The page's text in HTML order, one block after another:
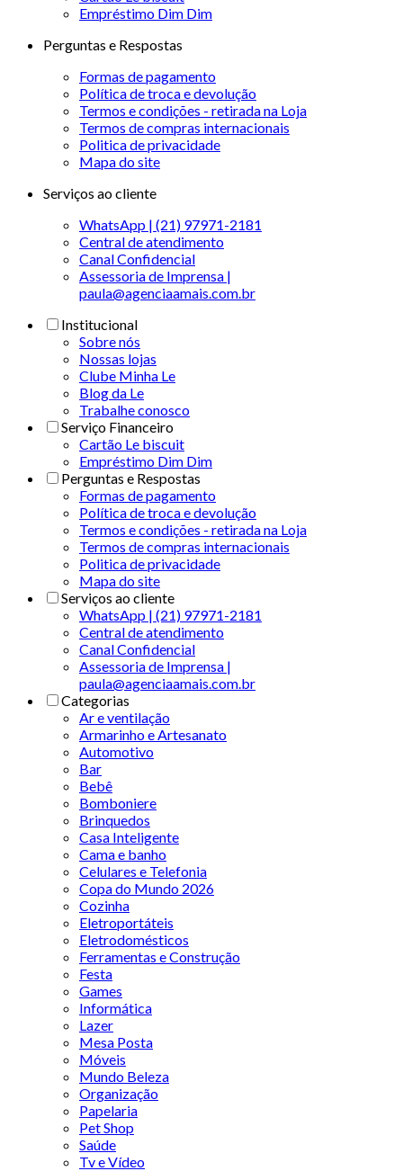
Empréstimo Dim Dim
Perguntas e Respostas
Formas de pagamento
Política de troca e devolução
Termos e condições - retirada na Loja
Termos de compras internacionais
Politica de privacidade
Mapa do site
Serviços ao cliente
WhatsApp | (21) 97971-2181
Central de atendimento
Canal Confidencial
Assessoria de Imprensa |
paula@agenciaamais.com.br
Institucional
Sobre nós
Nossas lojas
Clube Minha Le
Blog da Le
Trabalhe conosco
Serviço Financeiro
Cartão Le biscuit
Empréstimo Dim Dim
Perguntas e Respostas
Formas de pagamento
Política de troca e devolução
Termos e condições - retirada na Loja
Termos de compras internacionais
Politica de privacidade
Mapa do site
Serviços ao cliente
WhatsApp | (21) 97971-2181
Central de atendimento
Canal Confidencial
Assessoria de Imprensa |
paula@agenciaamais.com.br
Categorias
Ar e ventilação
Armarinho e Artesanato
Automotivo
Bar
Bebê
Bomboniere
Brinquedos
Casa Inteligente
Cama e banho
Celulares e Telefonia
Copa do Mundo 2026
Cozinha
Eletroportáteis
Eletrodomésticos
Ferramentas e Construção
Festa
Games
Informática
Lazer
Mesa Posta
Móveis
Mundo Beleza
Organização
Papelaria
Pet Shop
Saúde
Tv e Vídeo